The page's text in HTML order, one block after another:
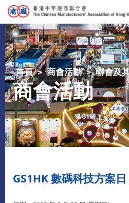
首頁 商會活動 聯會及
商會活動
GS1HK 數碼科技方案